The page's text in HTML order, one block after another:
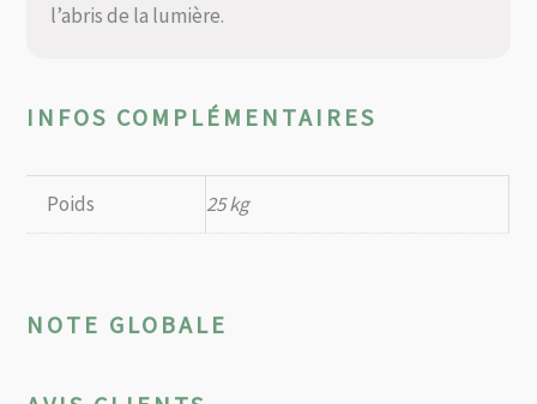
l’abris de la lumière.
INFOS COMPLÉMENTAIRES
Poids 25 kg
NOTE GLOBALE